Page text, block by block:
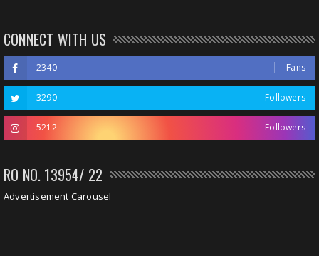
CONNECT WITH US
2340 Fans
3290 Followers
5212 Followers
RO NO. 13954/ 22
Advertisement Carousel